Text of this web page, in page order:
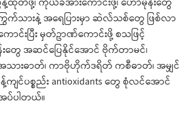
က်သားနဲ့ အရေပြားမှာ ဆဲလ်သစ်တွေ ဖြစ်လာ
ောင်းပြီး မှတ်ဥာဏ်ကောင်းဖို့ စသဖြင့်
တွေ အဆင်ပြေနိုင်အောင် ဗိုက်တာမင်၊
သားဓာတ်၊ ကာဗိုဟိုက်ဒရိတ် ကစီဓာတ်၊ အမျှင်
င်ပစ္စည်း antioxidants တွေ စုံလင်အောင်
အပ်ပါတယ်။